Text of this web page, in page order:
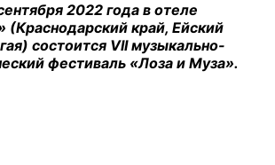
2022 года в отеле
(Краснодарский край, Ейский
состоится VII музыкально-
фестиваль «Лоза и Муза».